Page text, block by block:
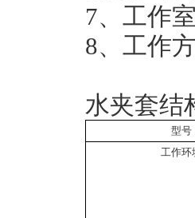
7、工作
8、工作
水夹套结
型号
工作环